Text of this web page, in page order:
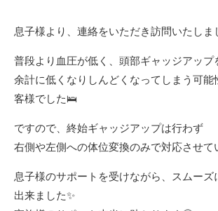
息子様より、連絡をいただき訪問いたしま
普段より血圧が低く、頭部ギャッジアップ
余計に低くなりしんどくなってしまう可能
客様でした🛌
ですので、終始ギャッジアップは行わず
右側や左側への体位変換のみで対応させて
息子様のサポートを受けながら、スムーズ
出来ました✨